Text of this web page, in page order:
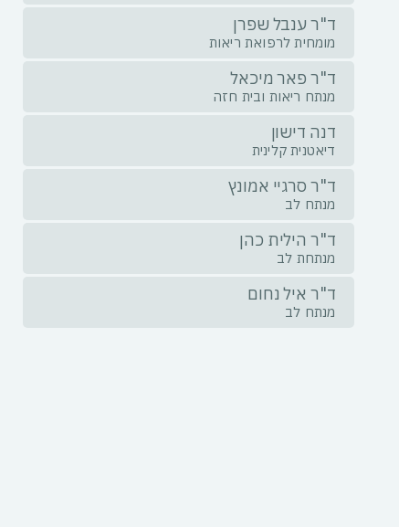
ד"ר ענבל שפרן
מומחית לרפואת ריאות
ד"ר פאר מיכאל
מנתח ריאות ובית חזה
דנה דישון
דיאטנית קלינית
ד"ר סרגיי אמונץ
מנתח לב
ד"ר הילית כהן
מנתחת לב
ד"ר איל נחום
מנתח לב